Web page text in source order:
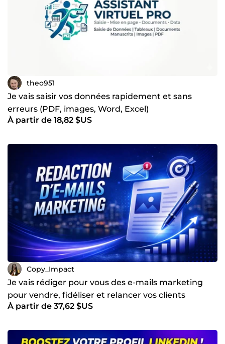
theo951
Je vais saisir vos données rapidement et sans
erreurs (PDF, images, Word, Excel)
À partir de 18,82 $US
Copy_Impact
Je vais rédiger pour vous des e-mails marketing
pour vendre, fidéliser et relancer vos clients
À partir de 37,62 $US